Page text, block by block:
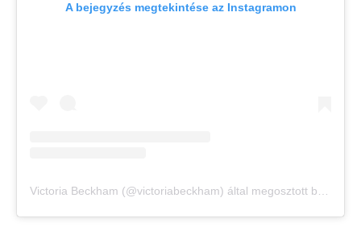
A bejegyzés megtekintése az Instagramon